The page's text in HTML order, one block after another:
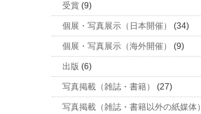
受賞 (9)
個展・写真展示（日本開催） (34)
個展・写真展示（海外開催） (9)
出版 (6)
写真掲載（雑誌・書籍） (27)
写真掲載（雑誌・書籍以外の紙媒体）